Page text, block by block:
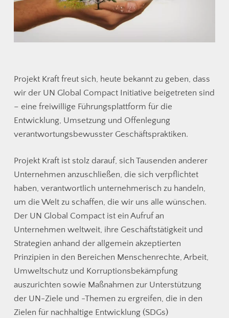
Projekt Kraft freut sich, heute bekannt zu geben, dass
wir der UN Global Compact Initiative beigetreten sind
– eine freiwillige Führungsplattform für die
Entwicklung, Umsetzung und Offenlegung
verantwortungsbewusster Geschäftspraktiken.
Projekt Kraft ist stolz darauf, sich Tausenden anderer
Unternehmen anzuschließen, die sich verpflichtet
haben, verantwortlich unternehmerisch zu handeln,
um die Welt zu schaffen, die wir uns alle wünschen.
Der UN Global Compact ist ein Aufruf an
Unternehmen weltweit, ihre Geschäftstätigkeit und
Strategien anhand der allgemein akzeptierten
Prinzipien in den Bereichen Menschenrechte, Arbeit,
Umweltschutz und Korruptionsbekämpfung
auszurichten sowie Maßnahmen zur Unterstützung
der UN-Ziele und -Themen zu ergreifen, die in den
Zielen für nachhaltige Entwicklung (SDGs)